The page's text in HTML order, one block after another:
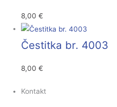
8,00€
Čestitka br. 4003
8,00€
Kontakt